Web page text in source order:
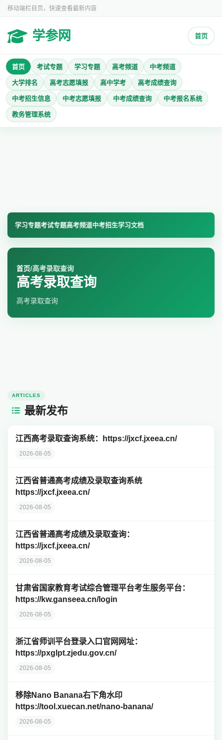
移动端栏目页，快速查看最新内容
学参网 首页
首页 考试专题 学习专题 高考频道 中考频道
大学排名 高考志愿填报 高中学考 高考成绩查询
中考招生信息 中考志愿填报 中考成绩查询 中考报名系统
教务管理系统
学习专题考试专题高考频道中考招生学习文档
首页/高考录取查询
高考录取查询
高考录取查询
ARTICLES
最新发布
江西高考录取查询系统：https://jxcf.jxeea.cn/
2026-08-05
江西省普通高考成绩及录取查询系统
https://jxcf.jxeea.cn/
2026-08-05
江西省普通高考成绩及录取查询：
https://jxcf.jxeea.cn/
2026-08-05
甘肃省国家教育考试综合管理平台考生服务平台：
https://kw.ganseea.cn/login
2026-08-05
浙江省师训平台登录入口官网网址：
https://pxglpt.zjedu.gov.cn/
2026-08-05
移除Nano Banana右下角水印
https://tool.xuecan.net/nano-banana/
2026-08-05